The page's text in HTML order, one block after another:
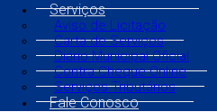
Serviços
Aviso de Licitação
Carta de Serviços
Diário Municipal Oficial
Contra Cheque Online
Serviços Tributários
Fale Conosco